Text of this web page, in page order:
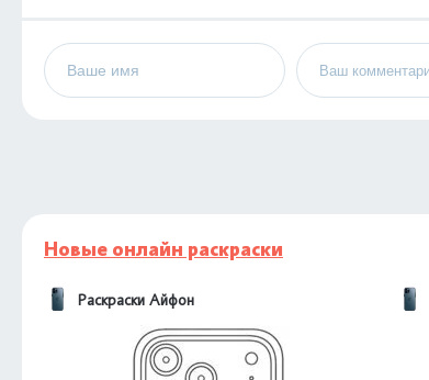
Новые онлайн раскраски
Раскраски Айфон